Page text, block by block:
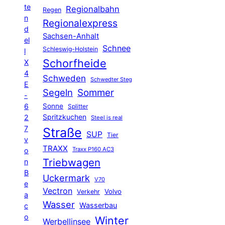
te
n
d
el
l
X
4
E
-
6
2
7
v
o
n
B
e
a
c
o
Regen Regionalbahn
Regionalexpress
Sachsen-Anhalt
Schleswig-Holstein Schnee
Schorfheide
Schweden Schwedter Steg
Segeln Sommer
Sonne Splitter
Spritzkuchen Steel is real
Straße SUP Tier
TRAXX Traxx P160 AC3
Triebwagen
Uckermark V70
Vectron Verkehr Volvo
Wasser Wasserbau
Werbellinsee Winter